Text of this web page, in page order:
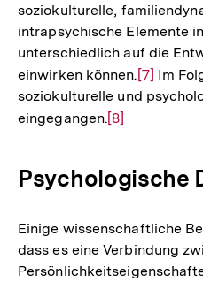
soziokulturelle,
intrapsychische Elemente
unterschiedlich auf die
einwirken können. Zur
[7] Im
soziokulturelle und
eingegangen.Zur
Fußnote
[8]
Psychologische
Einige wissenschaftliche
dass es eine Verbindung